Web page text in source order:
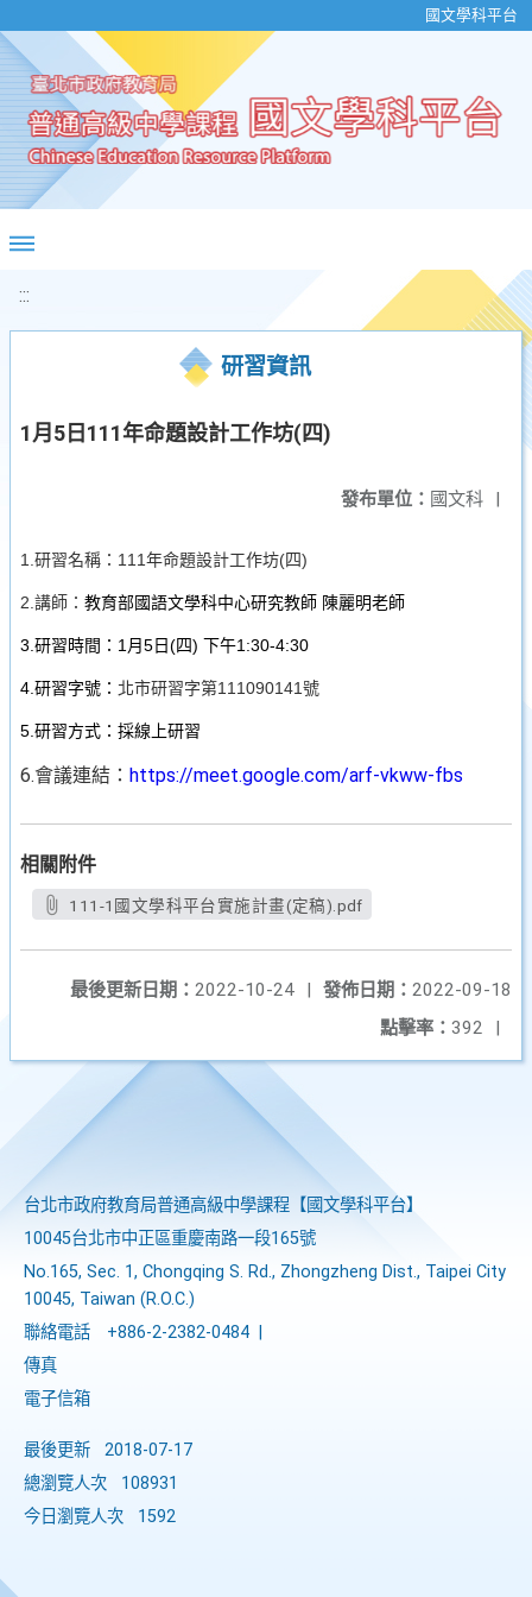
國文學科平台
:::
研習資訊
1月5日111年命題設計工作坊(四)
發布單位： 國文科 |
1. 研習名稱：111年命題設計工作坊(四)
2. 講師： 教育部國語文學科中心研究教師 陳麗明老師
3. 研習時間：1月5日(四) 下午1:30-4:30
4. 研習字號： 北市研習字第111090141號
5. 研習方式：採線上研習
6.會議連結： https://meet.google.com/arf-vkww-fbs
相關附件
111-1國文學科平台實施計畫(定稿).pdf
發佈日期： 2022-09-18
最後更新日期： 2022-10-24
|
點擊率： 392 |
台北市政府教育局普通高級中學課程​【​國文學科平台】
10045台北市中正區重慶南路一段165號
No.165, Sec. 1, Chongqing S. Rd., Zhongzheng Dist., Taipei City
10045, Taiwan (R.O.C.)
聯絡電話
+886-2-2382-0484
傳真
電子信箱
最後更新
2018-07-17
總瀏覽人次
108931
今日瀏覽人次
1592